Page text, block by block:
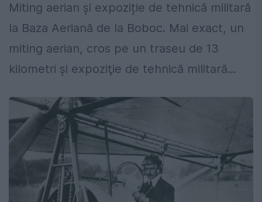
Miting aerian și expoziție de tehnică militară
la Baza Aeriană de la Boboc. Mai exact, un
miting aerian, cros pe un traseu de 13
kilometri şi expoziţie de tehnică militară...